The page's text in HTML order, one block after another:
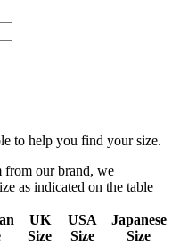
to help you find your size.
from our brand, we
as indicated on the table
UK
Size
USA
Size
Japanese
Size